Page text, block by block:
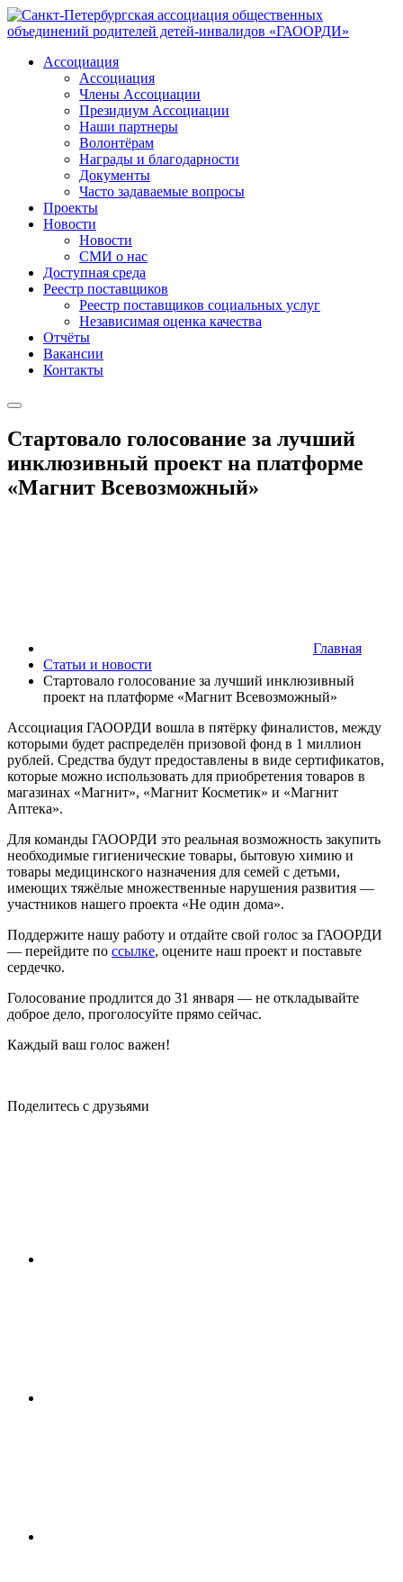
Ассоциация
Ассоциация
Члены Ассоциации
Президиум Ассоциации
Наши партнеры
Волонтёрам
Награды и благодарности
Документы
Часто задаваемые вопросы
Проекты
Новости
Новости
СМИ о нас
Доступная среда
Реестр поставщиков
Реестр поставщиков социальных услуг
Независимая оценка качества
Отчёты
Вакансии
Контакты
Стартовало голосование за лучший
инклюзивный проект на платформе
«Магнит Всевозможный»
Главная
Статьи и новости
Стартовало голосование за лучший инклюзивный
проект на платформе «Магнит Всевозможный»
Ассоциация ГАООРДИ вошла в пятёрку финалистов, между
которыми будет распределён призовой фонд в 1 миллион
рублей. Средства будут предоставлены в виде сертификатов,
которые можно использовать для приобретения товаров в
магазинах «Магнит», «Магнит Косметик» и «Магнит
Аптека».
Для команды ГАООРДИ это реальная возможность закупить
необходимые гигиенические товары, бытовую химию и
товары медицинского назначения для семей с детьми,
имеющих тяжёлые множественные нарушения развития —
участников нашего проекта «Не один дома».
Поддержите нашу работу и отдайте свой голос за ГАООРДИ
— перейдите по ссылке, оцените наш проект и поставьте
сердечко.
Голосование продлится до 31 января — не откладывайте
доброе дело, проголосуйте прямо сейчас.
Каждый ваш голос важен!
Поделитесь с друзьями